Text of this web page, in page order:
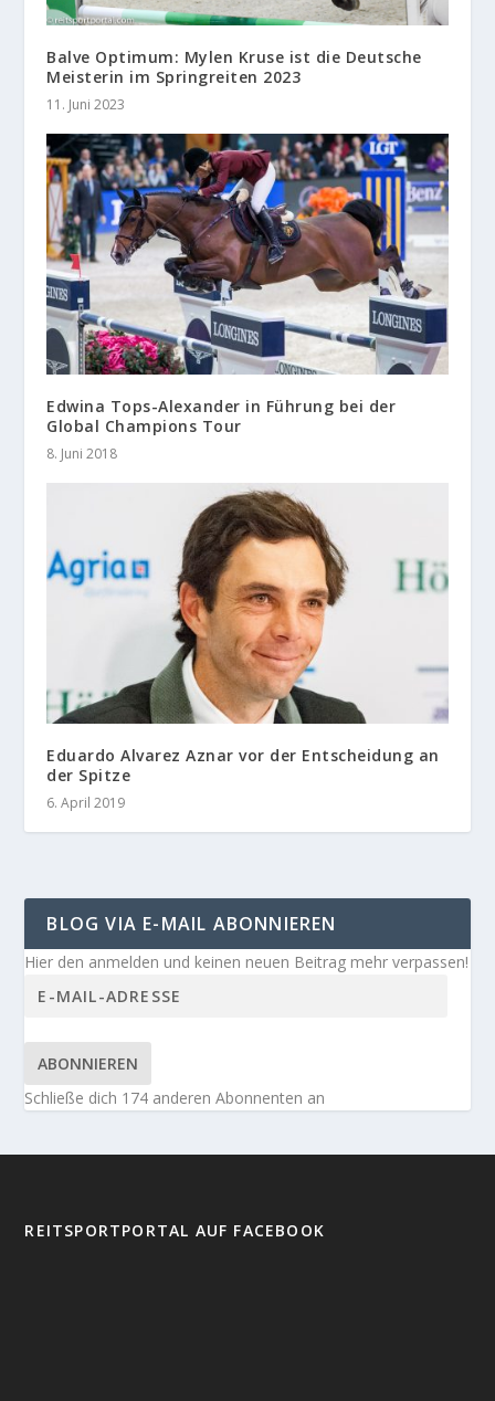
Balve Optimum: Mylen Kruse ist die Deutsche
Meisterin im Springreiten 2023
11. Juni 2023
Edwina Tops-Alexander in Führung bei der
Global Champions Tour
8. Juni 2018
Eduardo Alvarez Aznar vor der Entscheidung an
der Spitze
6. April 2019
BLOG VIA E-MAIL ABONNIEREN
Hier den anmelden und keinen neuen Beitrag mehr verpassen!
ABONNIEREN
Schließe dich 174 anderen Abonnenten an
REITSPORTPORTAL AUF FACEBOOK